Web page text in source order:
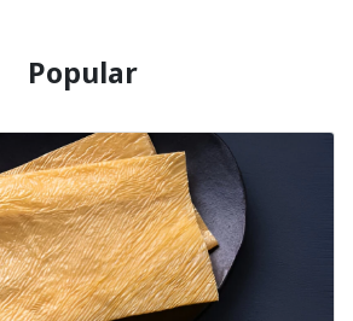
Popular